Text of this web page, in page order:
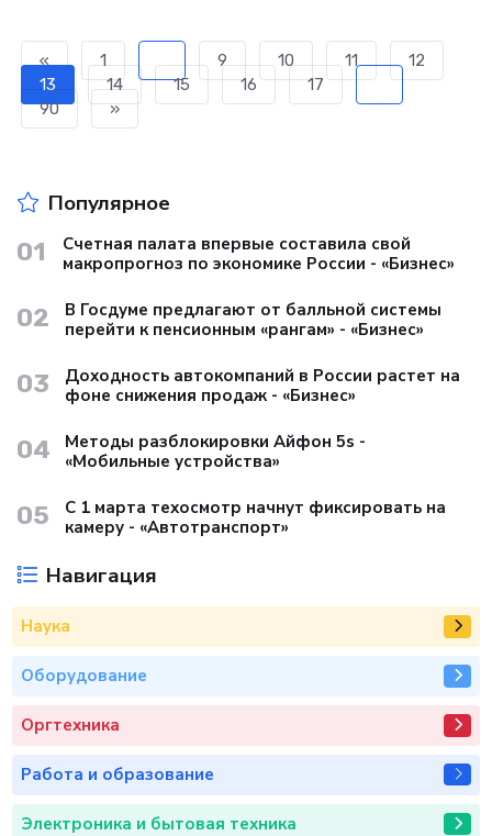
«
1 ... 9 10 11
12
13
14 15 16 17
...
90
»
Популярное
01
Счетная палата впервые составила свой
макропрогноз по экономике России - «Бизнес»
02
В Госдуме предлагают от балльной системы
перейти к пенсионным «рангам» - «Бизнес»
03
Доходность автокомпаний в России растет на
фоне снижения продаж - «Бизнес»
04
Методы разблокировки Айфон 5s -
«Мобильные устройства»
05
С 1 марта техосмотр начнут фиксировать на
камеру - «Автотранспорт»
Навигация
Наука
Оборудование
Оргтехника
Работа и образование
Электроника и бытовая техника